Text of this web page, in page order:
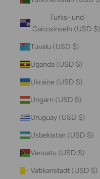
Turks- und
Caicosinseln (USD $)
Tuvalu (USD $)
Uganda (USD $)
Ukraine (USD $)
Ungarn (USD $)
Uruguay (USD $)
Usbekistan (USD $)
Vanuatu (USD $)
Vatikanstadt (USD $)